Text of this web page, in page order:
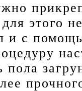
этого
и с
пола